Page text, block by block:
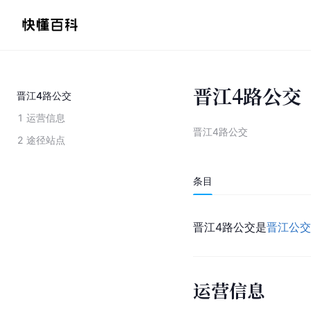
晋江4路公交
1 运营信息
2 途径站点
晋江4路公交
晋江4路公交
条目
晋江4路公交是晋江公交
运营信息